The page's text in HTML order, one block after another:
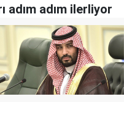
adım adım ilerliyor